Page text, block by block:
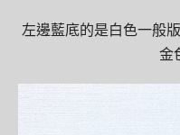
左邊藍底的是白色一般
金